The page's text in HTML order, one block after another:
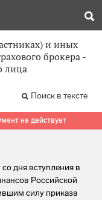
и иных
брокера -
лица
Поиск в тексте
не действует
дня вступления в
Российской
силу приказа